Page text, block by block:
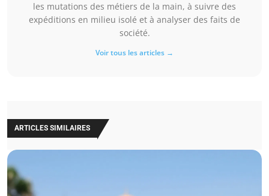
les mutations des métiers de la main, à suivre des
expéditions en milieu isolé et à analyser des faits de
société.
Voir tous les articles →
ARTICLES SIMILAIRES